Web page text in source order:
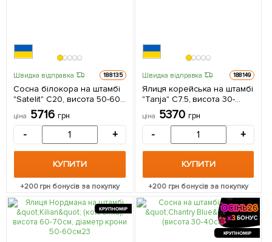
Швидка відправка 188135
Сосна білокора на штамбі
"Satelit" С20, висота 50-60
см, діаметр 30-40 см 1
саджанець в упаковці
ціна 5716 грн
- +
КУПИТИ
+200грн бонусів за покупку
Швидка відправка 188149
Ялиця корейська на штамбі
"Tanja" С7.5, висота 30-
35см, діаметр крони 30-
40см 1 саджанець в
ціна 5370 грн
- +
КУПИТИ
+200 грн бонусів за покупку
КРУПНОМІР
КРУПНОМІР